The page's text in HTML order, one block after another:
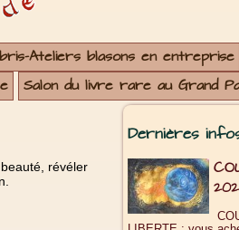
Ateliers blasons en entreprise
Salon du livre rare au Grand
Dernières
révéler